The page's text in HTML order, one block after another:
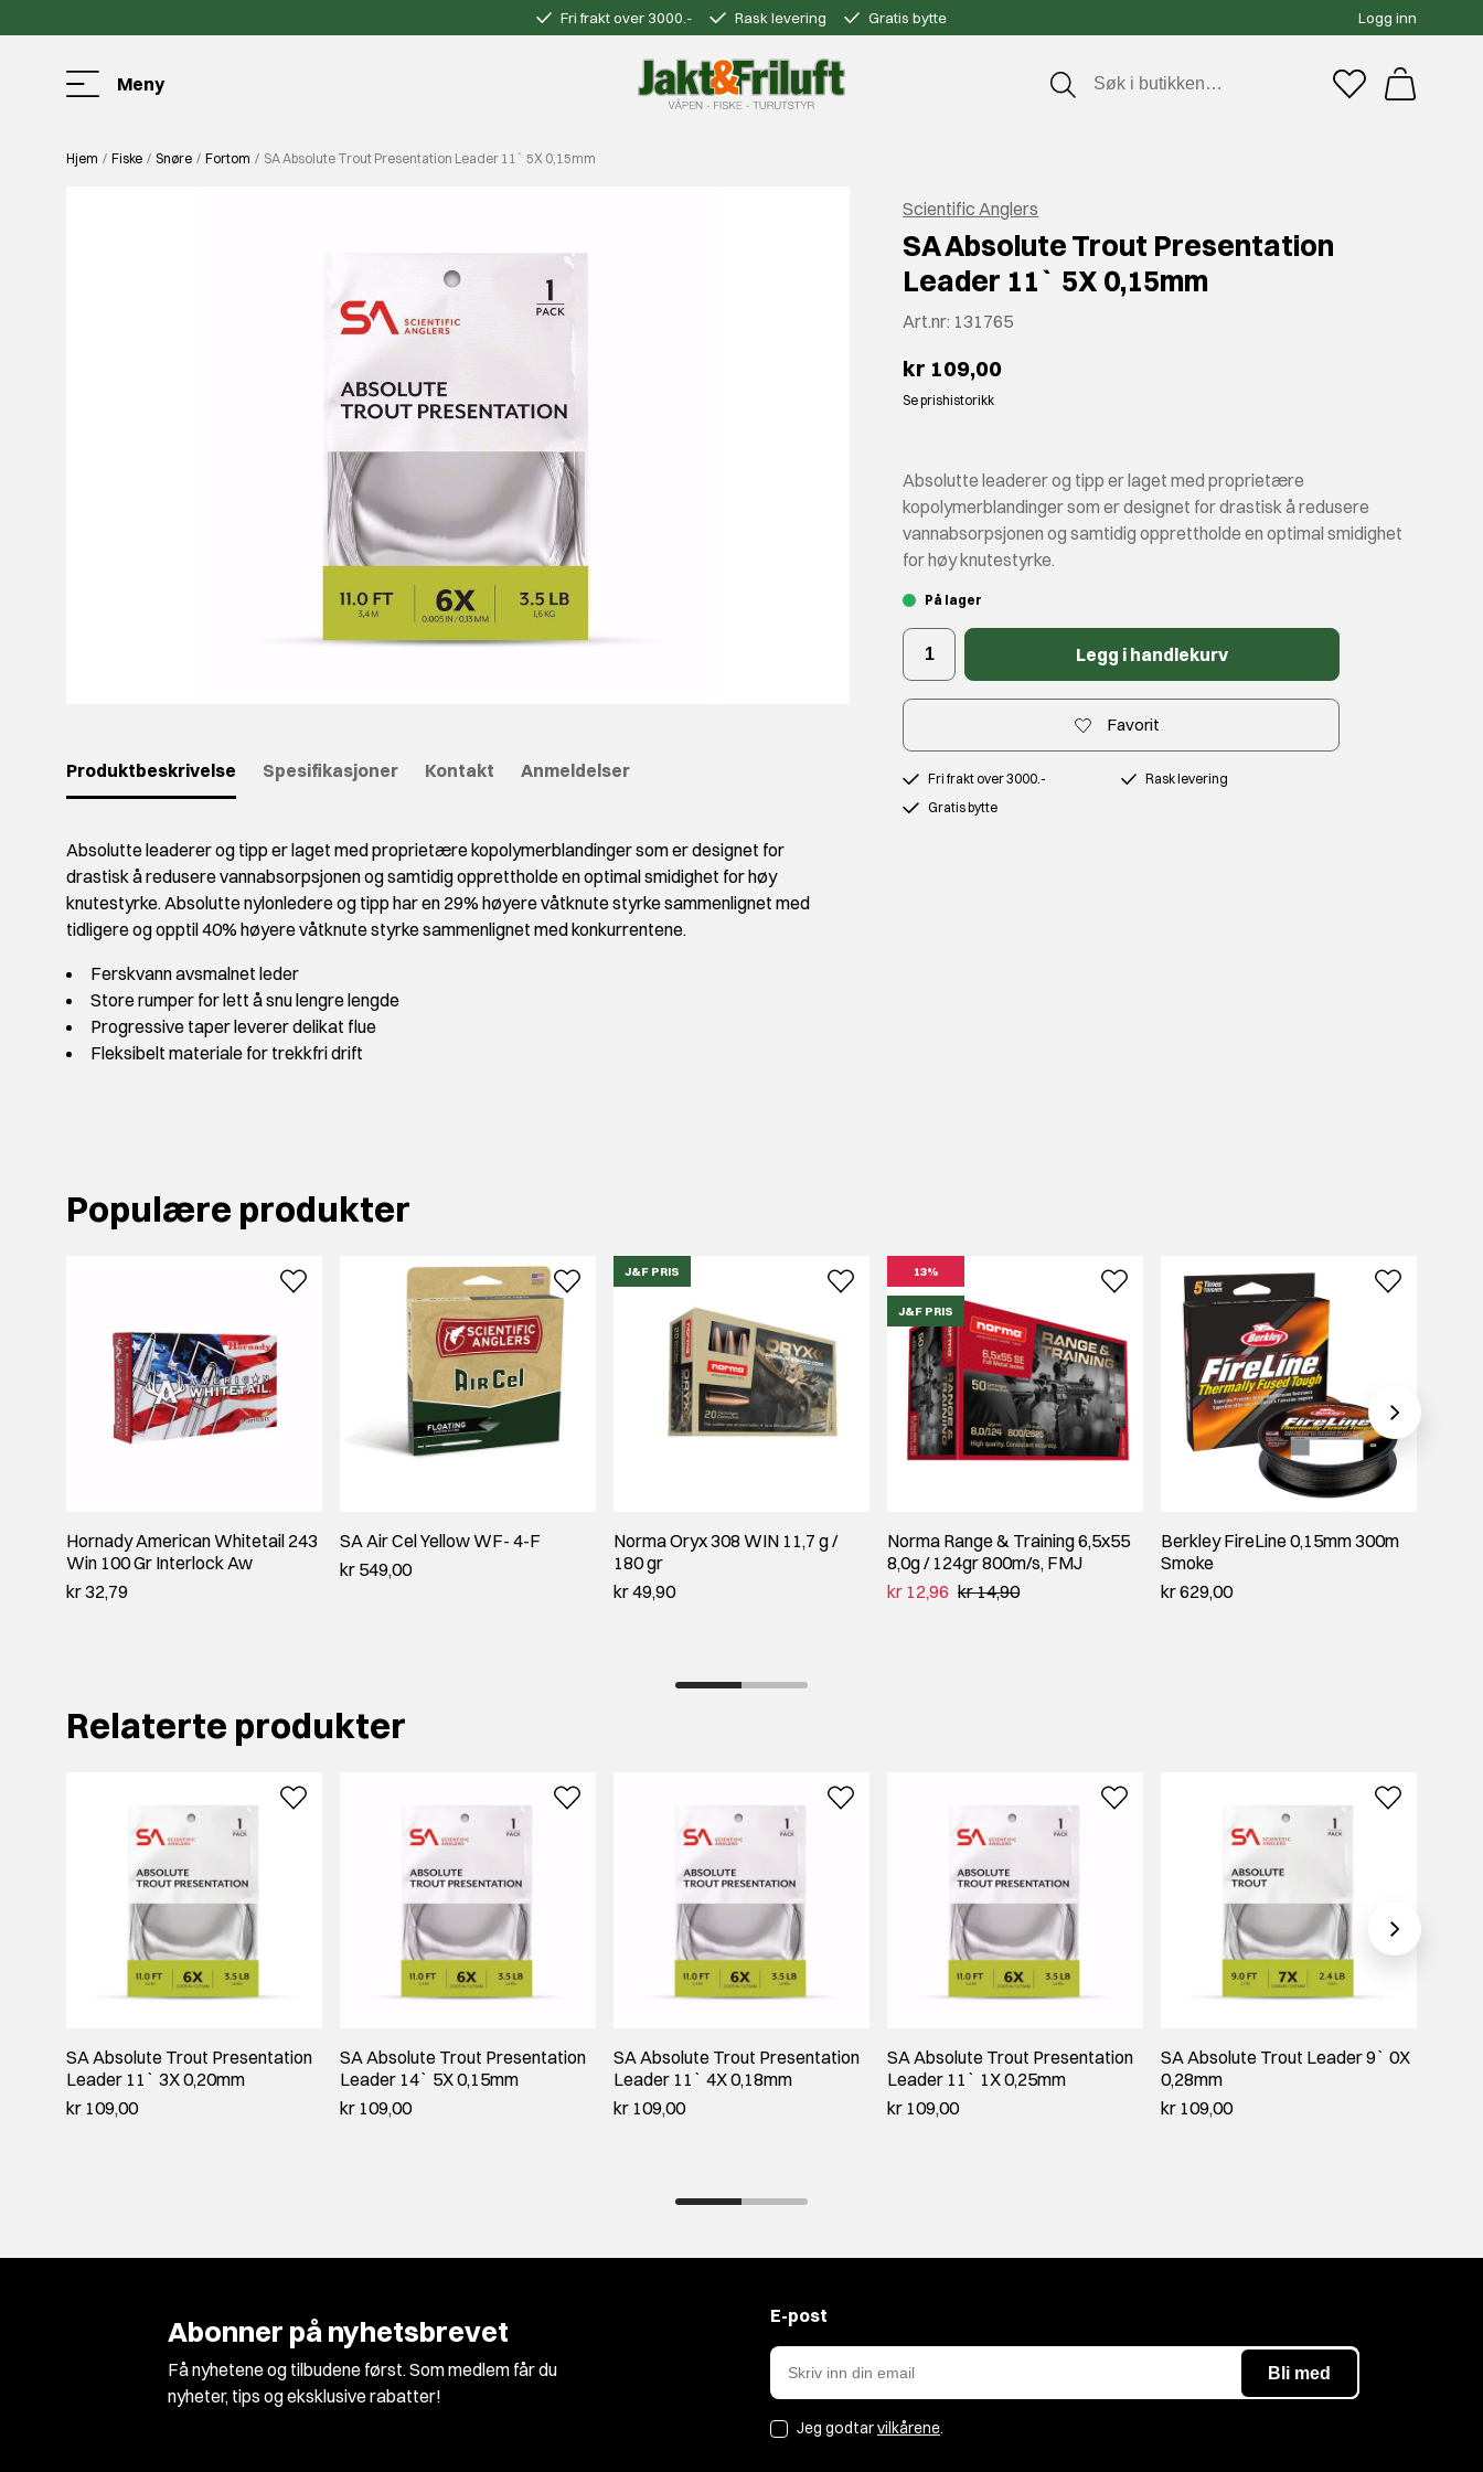
Fri frakt over 3000.- Rask levering Gratis bytte Logg inn
Meny
Hjem Fiske Snøre Fortom SA Absolute Trout Presentation Leader 11` 5X 0,15mm
Produktbeskrivelse Spesifikasjoner Kontakt Anmeldelser
Absolutte leaderer og tipp er laget med proprietære kopolymerblandinger som er designet for
drastisk å redusere vannabsorpsjonen og samtidig opprettholde en optimal smidighet for høy
knutestyrke. Absolutte nylonledere og tipp har en 29% høyere våtknute styrke sammenlignet med
tidligere og opptil 40% høyere våtknute styrke sammenlignet med konkurrentene.
Ferskvann avsmalnet leder
Store rumper for lett å snu lengre lengde
Progressive taper leverer delikat flue
Fleksibelt materiale for trekkfri drift
Scientific Anglers
SA Absolute Trout Presentation
Leader 11` 5X 0,15mm
Art.nr: 131765
kr 109,00
Se prishistorikk
Absolutte leaderer og tipp er laget med proprietære
kopolymerblandinger som er designet for drastisk å redusere
vannabsorpsjonen og samtidig opprettholde en optimal smidighet
for høy knutestyrke.
På lager
Legg i handlekurv
Favorit
Fri frakt over 3000.-
Rask levering
Gratis bytte
Populære produkter
Hornady American Whitetail 243
Win 100 Gr Interlock Aw
kr 32,79
SA Air Cel Yellow WF- 4-F
kr 549,00
J&F PRIS
Norma Oryx 308 WIN 11,7 g /
180 gr
kr 49,90
13%
J&F PRIS
Norma Range & Training 6,5x55
8,0g / 124gr 800m/s, FMJ
kr 12,96 kr 14,90
Berkley FireLine 0,15mm 300m
Smoke
kr 629,00
Relaterte produkter
SA Absolute Trout Presentation
Leader 11` 3X 0,20mm
kr 109,00
SA Absolute Trout Presentation
Leader 14` 5X 0,15mm
kr 109,00
SA Absolute Trout Presentation
Leader 11` 4X 0,18mm
kr 109,00
SA Absolute Trout Presentation
Leader 11` 1X 0,25mm
kr 109,00
SA Absolute Trout Leader 9` 0X
0,28mm
kr 109,00
Abonner på nyhetsbrevet
Få nyhetene og tilbudene først. Som medlem får du
nyheter, tips og eksklusive rabatter!
E-post
Jeg godtarvilkårene.